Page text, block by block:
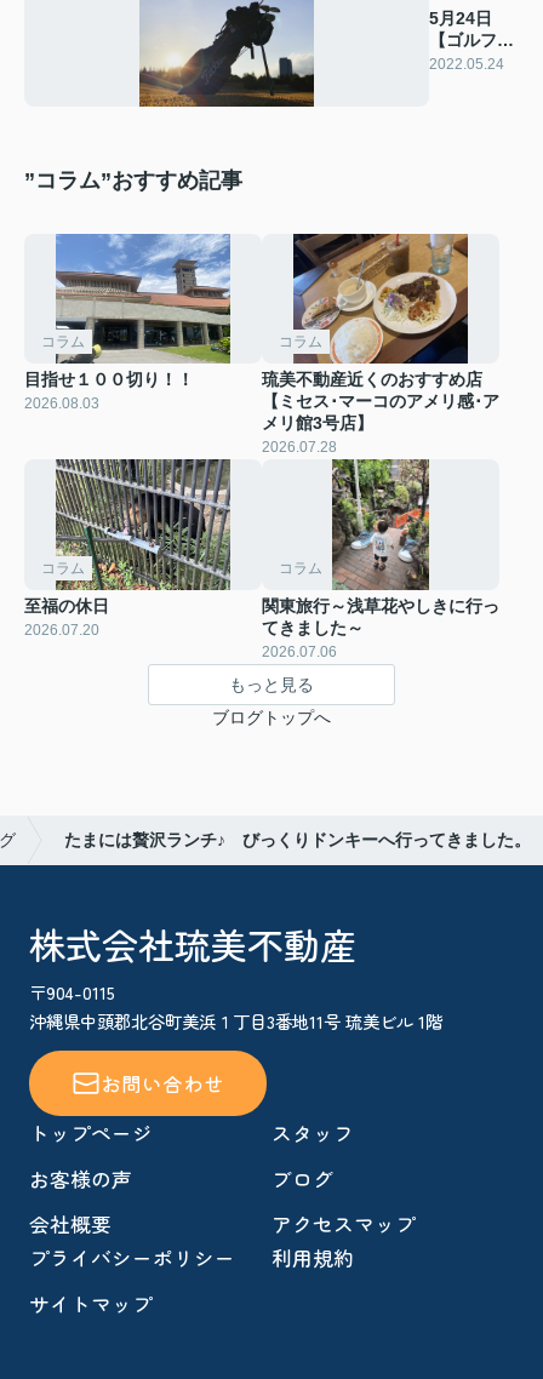
5月24日
【ゴルフ場
記念日】
2022.05.24
”コラム”おすすめ記事
コラム
目指せ１００切り！！
2026.08.03
コラム
琉美不動産近くのおすすめ店
【ミセス･マーコのアメリ感･ア
メリ館3号店】
2026.07.28
コラム
至福の休日
2026.07.20
コラム
関東旅行～浅草花やしきに行っ
てきました～
2026.07.06
もっと見る
ブログトップへ
たまには贅沢ランチ♪ びっくりドンキーへ行ってきました。
株式会社琉美不動産
〒904-0115
沖縄県中頭郡北谷町美浜１丁目3番地11号 琉美ビル 1階
お問い合わせ
トップページ
スタッフ
お客様の声
ブログ
会社概要
アクセスマップ
プライバシーポリシー
利用規約
サイトマップ